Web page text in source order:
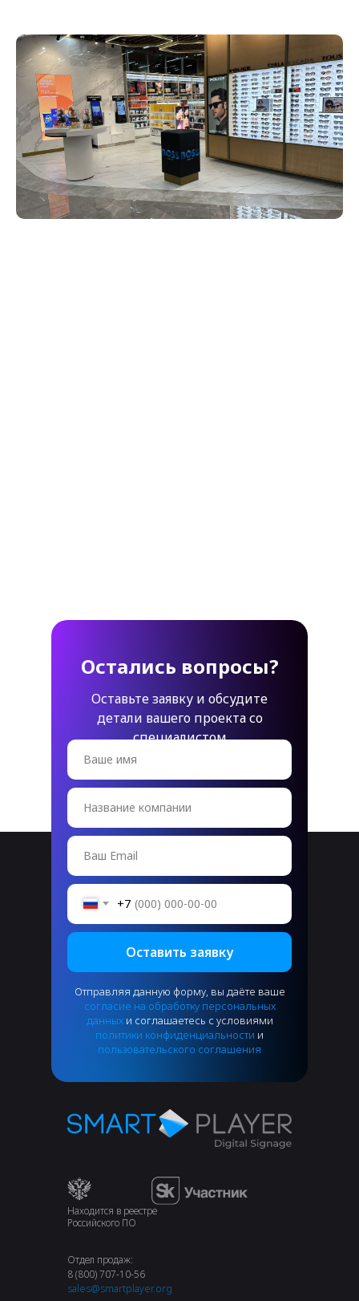
Находится в реестре
Российского ПО
Ваше имя
Название компании
Ваш Email
+7
Оставить заявку
Отправляя данную форму, вы даёте ваше
согласие на обработку персональных
данныхи соглашаетесь с условиями
политики конфиденциальности и
пользовательского соглашения
Остались вопросы?
Оставьте заявку и обсудите
детали вашего проекта со
специалистом
Отдел продаж:
8 (800) 707-10-56
sales@smartplayer.org